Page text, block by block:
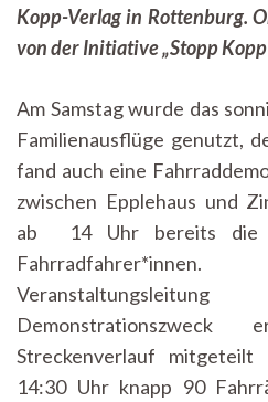
Kopp-Verlag in Rottenburg.
von der Initiative „Stopp
Am Samstag wurde das
Familienausflüge genutzt,
fand auch eine
zwischen Epplehaus und
ab 14 Uhr bereits die
Streckenverlauf
14:30 Uhr knapp 90